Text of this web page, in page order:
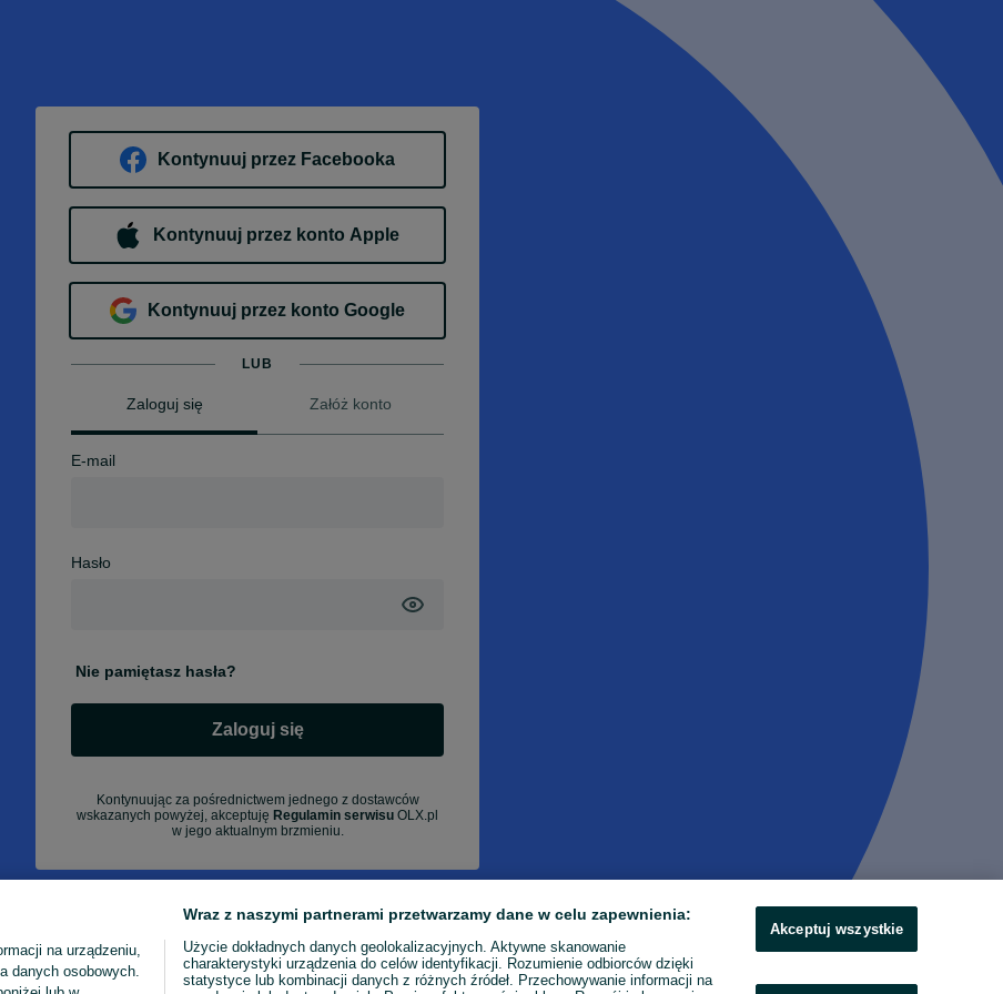
Kontynuuj przez Facebooka
Kontynuuj przez konto Apple
Kontynuuj przez konto Google
LUB
Zaloguj się Załóż konto
E-mail
Hasło
Nie pamiętasz hasła?
Zaloguj się
Kontynuując za pośrednictwem jednego z dostawców
wskazanych powyżej, akceptuję Regulamin serwisu OLX.pl
w jego aktualnym brzmieniu.
na urządzeniu,
danych osobowych.
Wraz z naszymi partnerami przetwarzamy dane w celu zapewnienia:
Użycie dokładnych danych geolokalizacyjnych. Aktywne skanowanie
charakterystyki urządzenia do celów identyfikacji. Rozumienie odbiorców dzięki
statystyce lub kombinacji danych z różnych źródeł. Przechowywanie informacji na
Akceptuj wszystkie